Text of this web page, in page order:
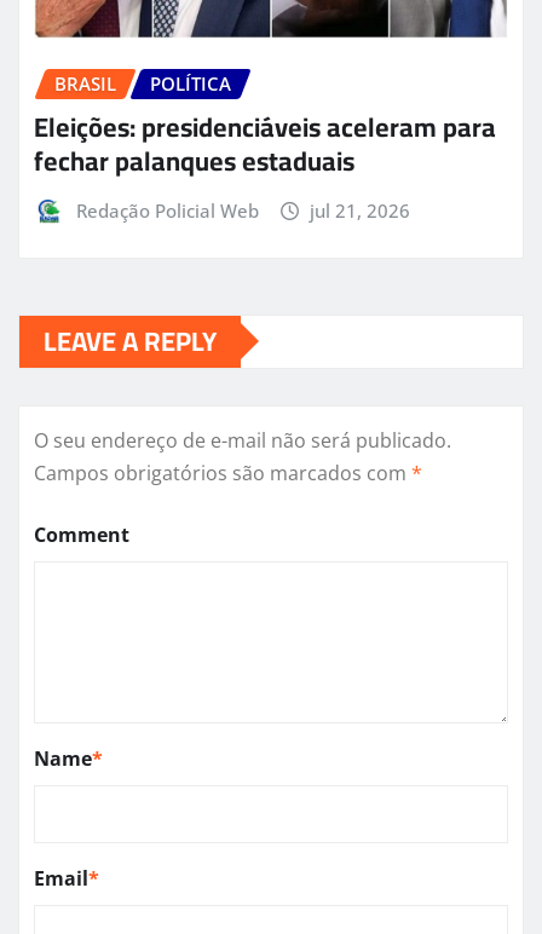
BRASIL POLÍTICA
Eleições: presidenciáveis aceleram para
fechar palanques estaduais
Redação Policial Web jul 21, 2026
LEAVE A REPLY
O seu endereço de e-mail não será publicado.
Campos obrigatórios são marcados com *
Comment
Name*
Email*